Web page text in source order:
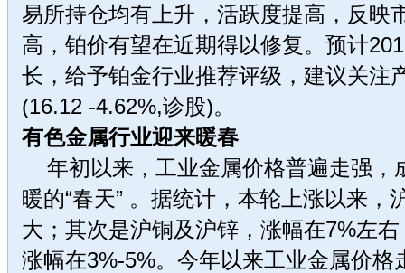
易所持仓均有上升，活跃度提高，反映
高，铂价有望在近期得以修复。预计
长，给予铂金行业推荐评级，建议关注
(16.12 -4.62%,诊股)。
有色金属行业迎来暖春
年初以来，工业金属价格普遍走强，
暖的“春天” 。据统计，本轮上涨以来，
大；其次是沪铜及沪锌，涨幅在7%左
涨幅在3%-5%。今年以来工业金属价格